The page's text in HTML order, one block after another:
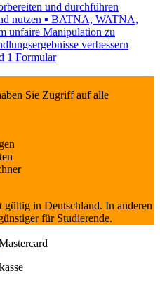
und durchführen
nutzen ▪ BATNA, WATNA,
unfaire Manipulation zu
verbessern
1 Formular
Sie Zugriff auf alle
in Deutschland. In anderen
für Studierende.